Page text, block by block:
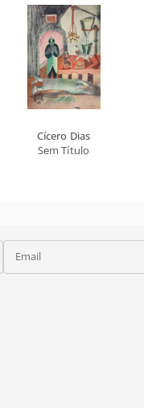
Cícero Dias
Sem Título
Email